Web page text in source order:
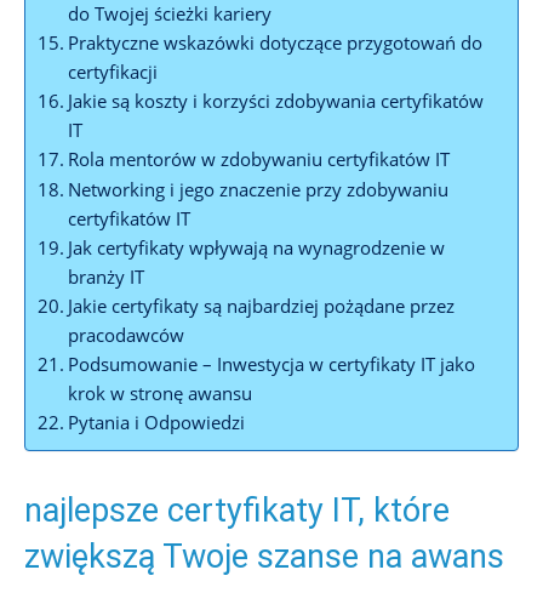
do Twojej ścieżki kariery
Praktyczne wskazówki dotyczące przygotowań do
certyfikacji
Jakie są koszty i korzyści zdobywania certyfikatów
IT
Rola mentorów w zdobywaniu certyfikatów IT
Networking i jego znaczenie przy zdobywaniu
certyfikatów IT
Jak certyfikaty wpływają na wynagrodzenie w
branży IT
Jakie certyfikaty są najbardziej pożądane przez
pracodawców
Podsumowanie – Inwestycja w certyfikaty IT jako
krok w stronę awansu
Pytania i Odpowiedzi
najlepsze certyfikaty IT, które
zwiększą Twoje szanse na awans